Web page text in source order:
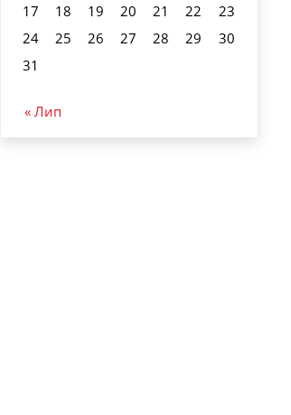
17
18 19 20 21 22
23
24
25 26 27 28 29
30
31
« Лип